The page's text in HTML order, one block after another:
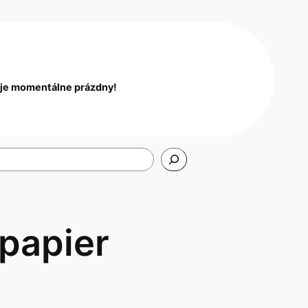
momentálne prázdny!